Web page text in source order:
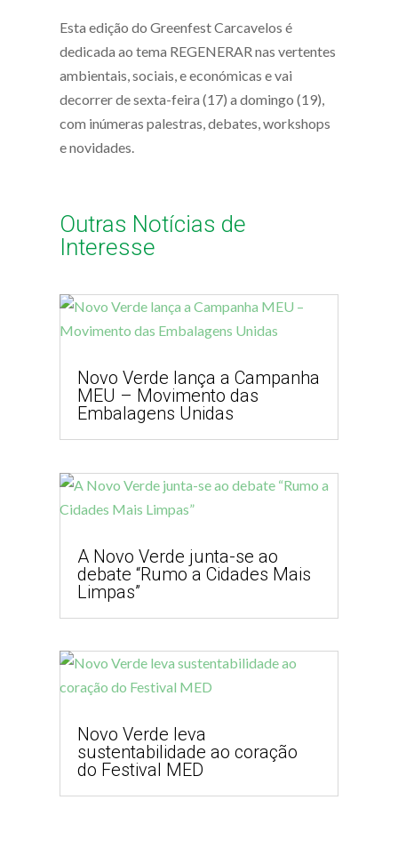
Esta edição do Greenfest Carcavelos é
dedicada ao tema REGENERAR nas vertentes
ambientais, sociais, e económicas e vai
decorrer de sexta-feira (17) a domingo (19),
com inúmeras palestras, debates, workshops
e novidades.
Outras Notícias de
Interesse
Novo Verde lança a Campanha
MEU – Movimento das
Embalagens Unidas
A Novo Verde junta-se ao
debate “Rumo a Cidades Mais
Limpas”
Novo Verde leva
sustentabilidade ao coração
do Festival MED